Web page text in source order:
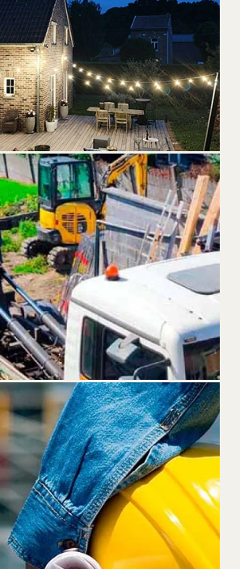
EXTÉRIEURS
éclairage — sur mesure.
24h/24 — livraison et reprise sur site.